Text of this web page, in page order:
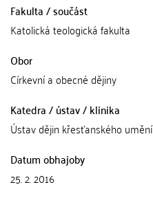
Fakulta / součást
Katolická teologická fakulta
Obor
Církevní a obecné dějiny
Katedra / ústav / klinika
Ústav dějin křesťanského umění
Datum obhajoby
25. 2. 2016